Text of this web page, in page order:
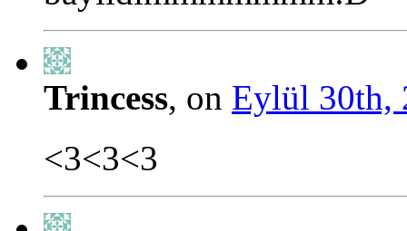
Trincess, on Eylül 30th,
<3<3<3